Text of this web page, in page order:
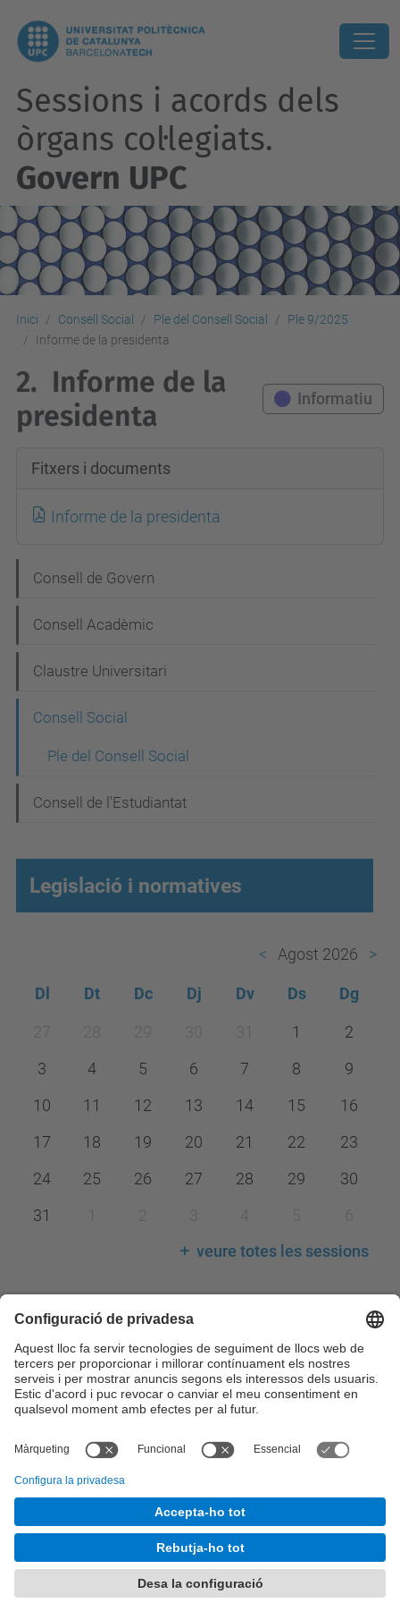
Sessions i acords dels
òrgans col·legiats.
Govern UPC
Inici Consell Social Ple del Consell Social
Ple 9/2025
Informe de la presidenta
2. Informe de la
presidenta
Informatiu
Fitxers i documents
Informe de la presidenta
a
v
g
i
ó
Consell de Govern
Consell Acadèmic
Claustre Universitari
Consell Social
Ple del Consell Social
Consell de l'Estudiantat
Legislació i normatives
Agost 2026
Dl Dt Dc Dj Dv Ds Dg
27 28 29 30 31 1
2
3
4 5 6 7 8
9
10
11 12 13 14 15
16
17
18 19 20 21 22
23
24
25 26 27 28 29
30
31
1 2 3 4 5
6
veure totes les sessions
Llegenda calendari
Consell de Govern
Comissions del Consell de Govern
Consell Acadèmic
Claustre Universitari
Comissions del Consell Social
Desenvolupat amb